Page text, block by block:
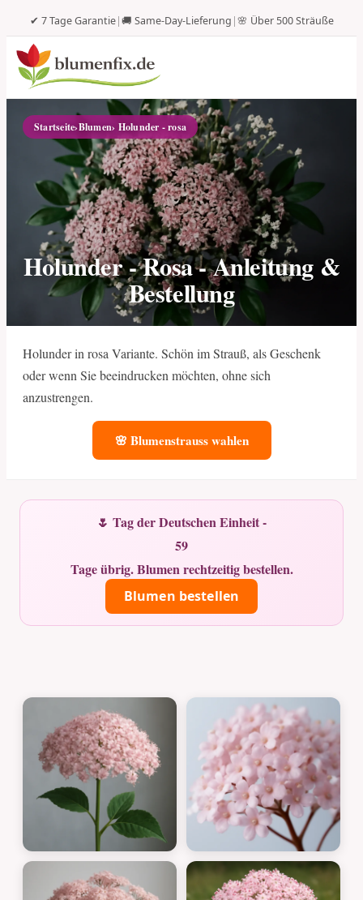
✔ 7 Tage Garantie|🚚 Same-Day-Lieferung |🌸 Über 500 Sträuße
Startseite›Blumen› Holunder - rosa
Holunder - Rosa - Anleitung &
Bestellung
Holunder in rosa Variante. Schön im Strauß, als Geschenk
oder wenn Sie beeindrucken möchten, ohne sich
anzustrengen.
🌸 Blumenstrauss wahlen
🌷 Tag der Deutschen Einheit -
59
Tage übrig. Blumen rechtzeitig bestellen.
Blumen bestellen